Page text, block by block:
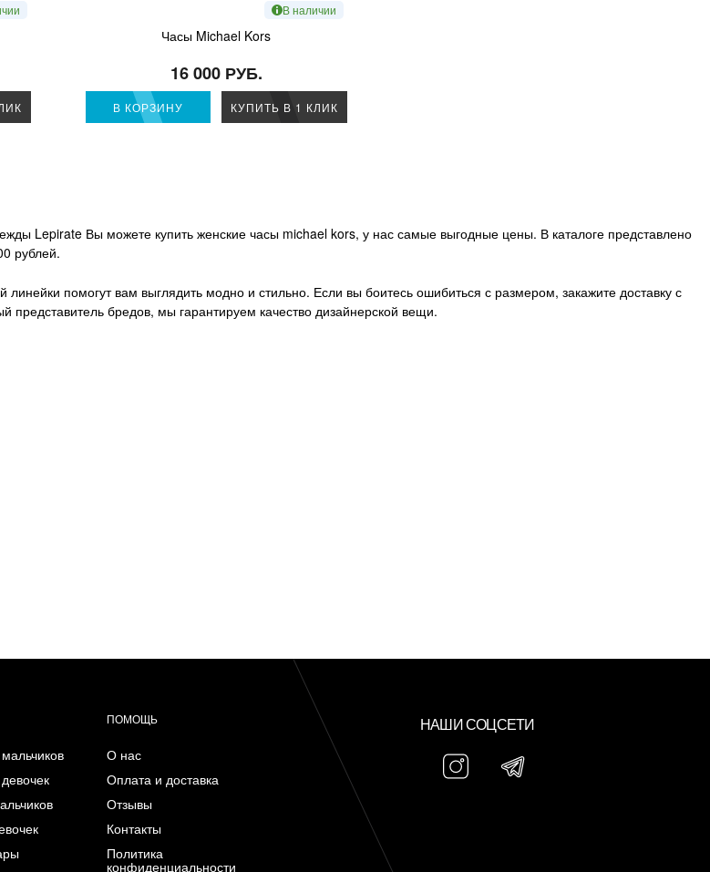
В наличии
Часы Michael Kors
16 000 РУБ.
В КОРЗИНУ КУПИТЬ В 1 КЛИК
Lepirate Вы можете купить женские часы michael kors, у нас самые выгодные цены. В каталоге представлено
рублей.
помогут вам выглядить модно и стильно. Если вы боитесь ошибиться с размером, закажите доставку с
бредов, мы гарантируем качество дизайнерской вещи.
ПОМОЩЬ
О нас
Оплата и доставка
Отзывы
Контакты
Политика
конфиденциальности
НАШИ СОЦСЕТИ